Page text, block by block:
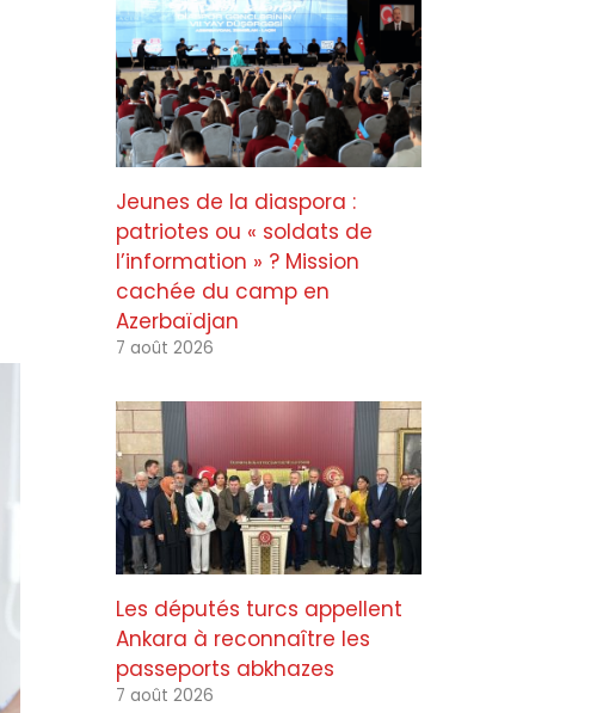
Jeunes de la diaspora :
patriotes ou « soldats de
l’information » ? Mission
cachée du camp en
Azerbaïdjan
7 août 2026
Les députés turcs appellent
Ankara à reconnaître les
passeports abkhazes
7 août 2026